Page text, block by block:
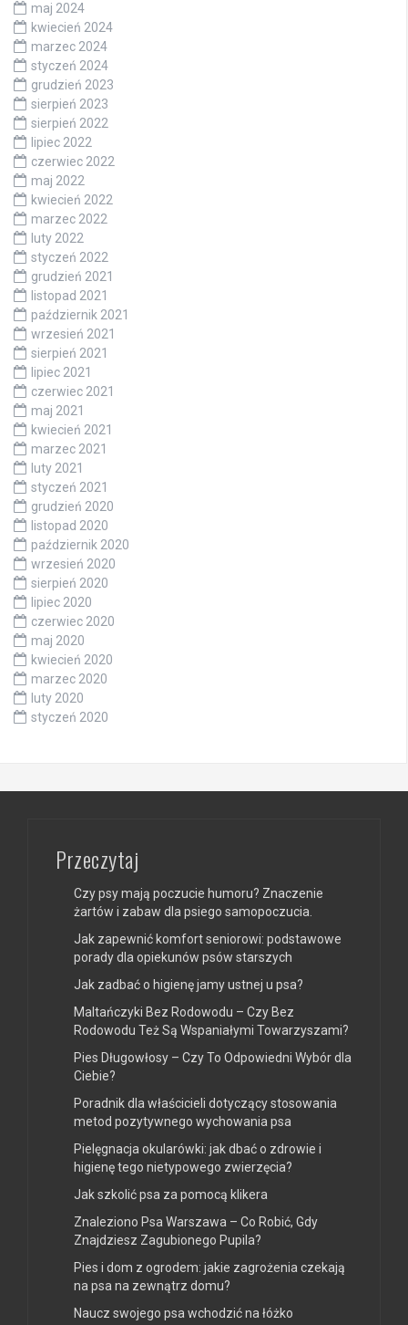
maj 2024
kwiecień 2024
marzec 2024
styczeń 2024
grudzień 2023
sierpień 2023
sierpień 2022
lipiec 2022
czerwiec 2022
maj 2022
kwiecień 2022
marzec 2022
luty 2022
styczeń 2022
grudzień 2021
listopad 2021
październik 2021
wrzesień 2021
sierpień 2021
lipiec 2021
czerwiec 2021
maj 2021
kwiecień 2021
marzec 2021
luty 2021
styczeń 2021
grudzień 2020
listopad 2020
październik 2020
wrzesień 2020
sierpień 2020
lipiec 2020
czerwiec 2020
maj 2020
kwiecień 2020
marzec 2020
luty 2020
styczeń 2020
Przeczytaj
Czy psy mają poczucie humoru? Znaczenie
żartów i zabaw dla psiego samopoczucia.
Jak zapewnić komfort seniorowi: podstawowe
porady dla opiekunów psów starszych
Jak zadbać o higienę jamy ustnej u psa?
Maltańczyki Bez Rodowodu – Czy Bez
Rodowodu Też Są Wspaniałymi Towarzyszami?
Pies Długowłosy – Czy To Odpowiedni Wybór dla
Ciebie?
Poradnik dla właścicieli dotyczący stosowania
metod pozytywnego wychowania psa
Pielęgnacja okularówki: jak dbać o zdrowie i
higienę tego nietypowego zwierzęcia?
Jak szkolić psa za pomocą klikera
Znaleziono Psa Warszawa – Co Robić, Gdy
Znajdziesz Zagubionego Pupila?
Pies i dom z ogrodem: jakie zagrożenia czekają
na psa na zewnątrz domu?
Naucz swojego psa wchodzić na łóżko